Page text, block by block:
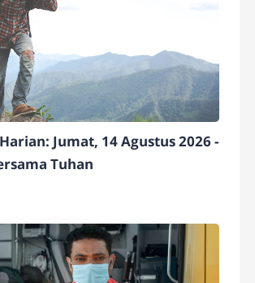
Jumat, 14 Agustus 2026 -
Tuhan